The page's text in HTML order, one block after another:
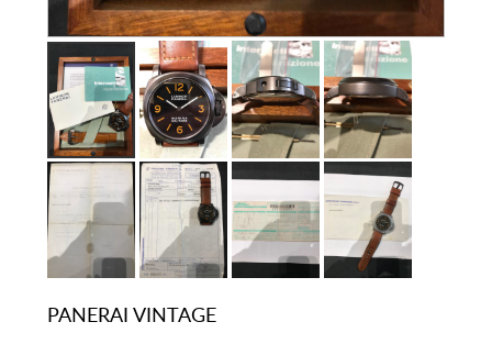
PANERAI VINTAGE